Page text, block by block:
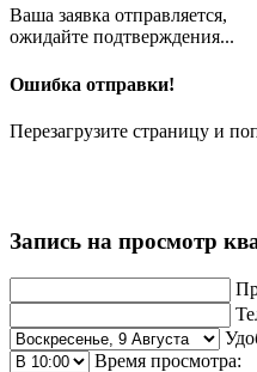
Ваша заявка отправляется,
ожидайте подтверждения...
Ошибка отправки!
Перезагрузите страницу и
Запись на просмотр
Время просмотра: